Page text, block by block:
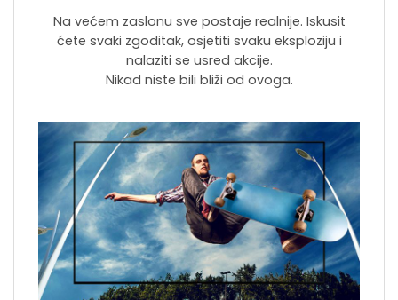
Na većem zaslonu sve postaje realnije. Iskusit
ćete svaki zgoditak, osjetiti svaku eksploziju i
nalaziti se usred akcije.
Nikad niste bili bliži od ovoga.